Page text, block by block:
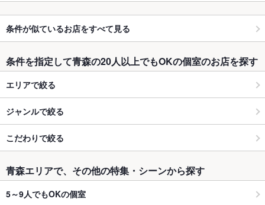
条件が似ているお店をすべて見る
条件を指定して青森の20人以上でもOKの個室のお店を探す
エリアで絞る
ジャンルで絞る
こだわりで絞る
青森エリアで、その他の特集・シーンから探す
5～9人でもOKの個室